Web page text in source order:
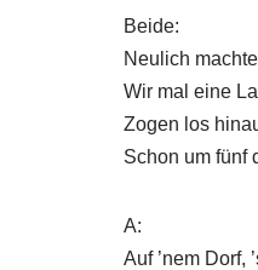
Beide:
Neulich
Wir mal eine
Zogen los
Schon um fünf
A:
Auf ’nem Dorf,